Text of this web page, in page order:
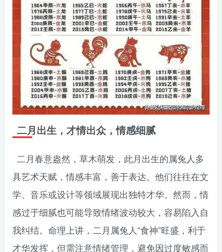
二月出生，才情出众，情感细腻
二月春意盎然，草木萌发，此月出生的属兔人多
具艺术天赋，情感丰富，善于表达。他们往往在文
学、音乐或设计等领域展现出独特才华。然而，情
感过于细腻也可能导致情绪波动较大，容易陷入自
我纠结。命理上讲，二月属兔人“食神”旺盛，利于
才华发挥，但需注意情绪管理，避免因过度敏感而